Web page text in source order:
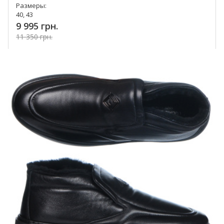
Размеры:
40, 43
9 995 грн.
11 350 грн.